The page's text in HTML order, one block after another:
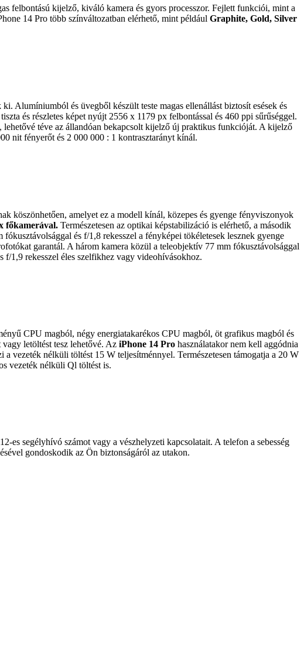
felbontású kijelző, kiváló kamera és gyors processzor. Fejlett funkciói, mint a
14 Pro több színváltozatban elérhető, mint például Graphite, Gold, Silver
Alumíniumból és üvegből készült teste magas ellenállást biztosít esések és
tiszta és részletes képet nyújt 2556 x 1179 px felbontással és 460 ppi sűrűséggel.
téve az állandóan bekapcsolt kijelző új praktikus funkcióját. A kijelző
nit fényerőt és 2 000 000 : 1 kontrasztarányt kínál.
köszönhetően, amelyet ez a modell kínál, közepes és gyenge fényviszonyok
főkamerával.Természetesen az optikai képstabilizáció is elérhető, a második
és f/1,8 rekesszel a fényképei tökéletesek lesznek gyenge
garantál. A három kamera közül a teleobjektív 77 mm fókusztávolsággal
1,9 rekesszel éles szelfikhez vagy videohívásokhoz.
CPU magból, négy energiatakarékos CPU magból, öt grafikus magból és
letöltést tesz lehetővé. Az iPhone 14 Prohasználatakor nem kell aggódnia
vezeték nélküli töltést 15 W teljesítménnyel. Természetesen támogatja a 20 W
vezeték nélküli Ql töltést is.
es segélyhívó számot vagy a vészhelyzeti kapcsolatait. A telefon a sebesség
gondoskodik az Ön biztonságáról az utakon.